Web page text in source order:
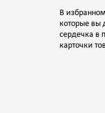
В
которые вы
сердечка в
карточки